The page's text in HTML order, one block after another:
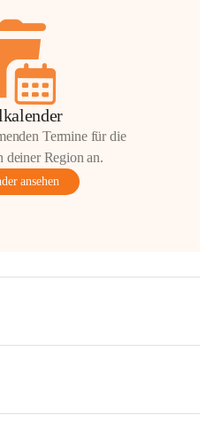
Termine für die
Region an.
ansehen